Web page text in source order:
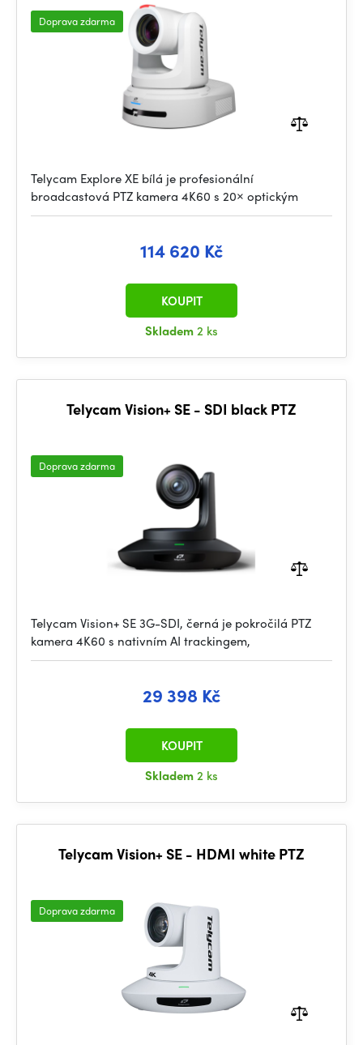
Doprava zdarma
Telycam Explore XE bílá je profesionální
broadcastová PTZ kamera 4K60 s 20× optickým
114 620 Kč
Skladem2 ks
KOUPIT
Telycam Vision+ SE - SDI black PTZ
Doprava zdarma
Telycam Vision+ SE 3G-SDI, černá je pokročilá PTZ
kamera 4K60 s nativním AI trackingem,
29 398 Kč
Skladem2 ks
KOUPIT
Telycam Vision+ SE - HDMI white PTZ
Doprava zdarma